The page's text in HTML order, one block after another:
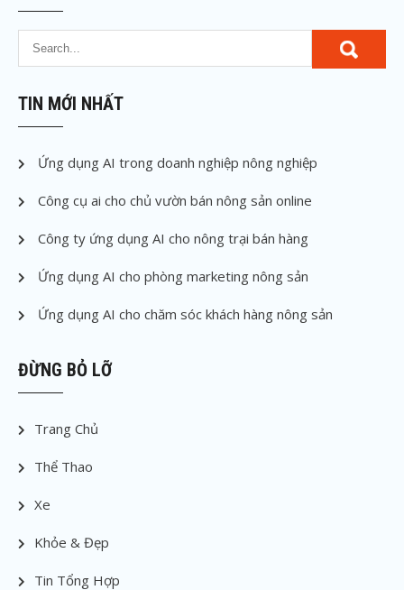
TIN MỚI NHẤT
Ứng dụng AI trong doanh nghiệp nông nghiệp
Công cụ ai cho chủ vườn bán nông sản online
Công ty ứng dụng AI cho nông trại bán hàng
Ứng dụng AI cho phòng marketing nông sản
Ứng dụng AI cho chăm sóc khách hàng nông sản
ĐỪNG BỎ LỠ
Trang Chủ
Thể Thao
Xe
Khỏe & Đẹp
Tin Tổng Hợp